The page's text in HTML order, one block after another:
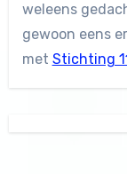
weleens
gewoon eens
met Stichting